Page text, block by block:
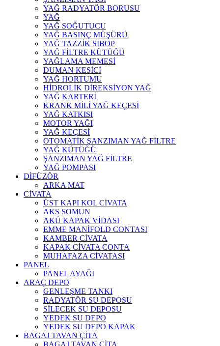
YAĞ RADYATÖR BORUSU
YAĞ
YAĞ SOĞUTUCU
YAĞ BASINÇ MÜŞÜRÜ
YAĞ TAZZİK SİBOP
YAĞ FİLTRE KÜTÜĞÜ
YAĞLAMA MEMESİ
DUMAN KESİCİ
YAĞ HORTUMU
HİDROLİK DİREKSİYON YAĞ
YAĞ KARTERİ
KRANK MİLİ YAĞ KEÇESİ
YAĞ KATKISI
MOTOR YAĞI
YAĞ KEÇESİ
OTOMATİK ŞANZIMAN YAĞ FİLTRE
YAĞ KÜTÜĞÜ
ŞANZIMAN YAĞ FİLTRE
YAĞ POMPASI
DİFÜZÖR
ARKA MAT
CİVATA
ÜST KAPI KOL CİVATA
AKS SOMUN
AKÜ KAPAK VİDASI
EMME MANİFOLD CONTASI
KAMBER CİVATA
KAPAK CİVATA CONTA
MUHAFAZA CİVATASI
PANEL
PANEL AYAĞI
ARAÇ DEPO
GENLEŞME TANKI
RADYATÖR SU DEPOSU
SİLECEK SU DEPOSU
YEDEK SU DEPO
YEDEK SU DEPO KAPAK
BAGAJ TAVAN ÇİTA
BAGAJ TAVAN ÇİTA